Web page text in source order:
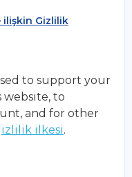
ilişkin Gizlilik
to support your
to
and for other
ilkesi.